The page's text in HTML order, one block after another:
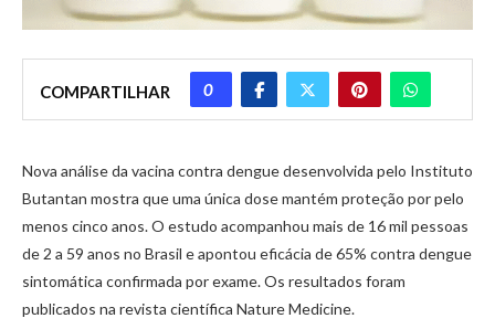
COMPARTILHAR 0
Nova análise da vacina contra dengue desenvolvida pelo Instituto
Butantan mostra que uma única dose mantém proteção por pelo
menos cinco anos. O estudo acompanhou mais de 16 mil pessoas
de 2 a 59 anos no Brasil e apontou eficácia de 65% contra dengue
sintomática confirmada por exame. Os resultados foram
publicados na revista científica Nature Medicine.